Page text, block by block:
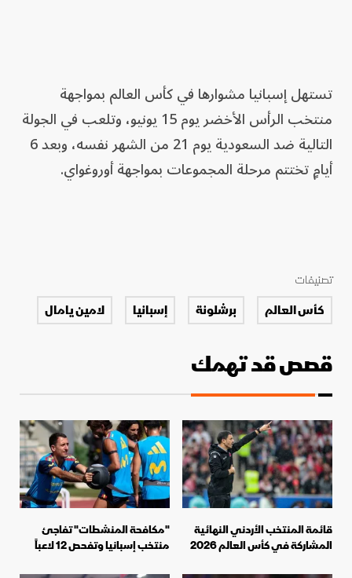
تستهل إسبانيا مشوارها في كأس العالم بمواجهة
منتخب الرأس الأخضر يوم 15 يونيو، وتلعب في الجولة
التالية ضد السعودية يوم 21 من الشهر نفسه، وبعد 6
أيامٍ تختتم مرحلة المجموعات بمواجهة أوروغواي.
تصنيفات
كأس العالم برشلونة إسبانيا لامين يامال
قصص قد تهمك
قائمة المنتخب الأردني النهائية
المشاركة في كأس العالم 2026
"مكافحة المنشطات" تفاجئ
منتخب إسبانيا وتفحص 12 لاعباً